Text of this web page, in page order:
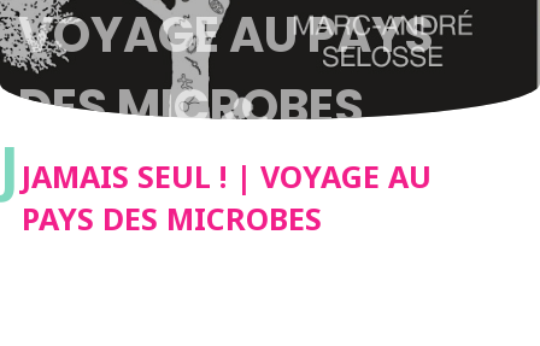
VOYAGE AU PAYS
DES MICROBES
J JAMAIS SEUL ! | VOYAGE AU
PAYS DES MICROBES